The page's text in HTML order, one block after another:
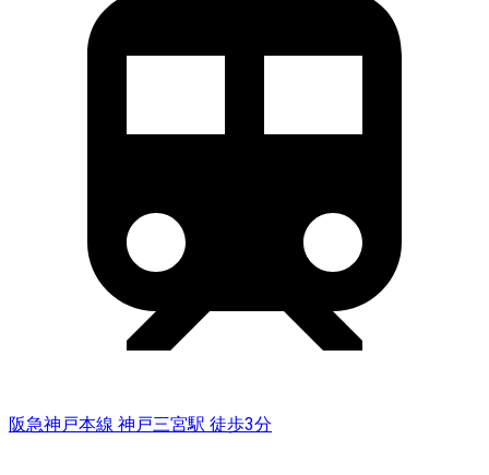
阪急神戸本線 神戸三宮駅 徒歩3分